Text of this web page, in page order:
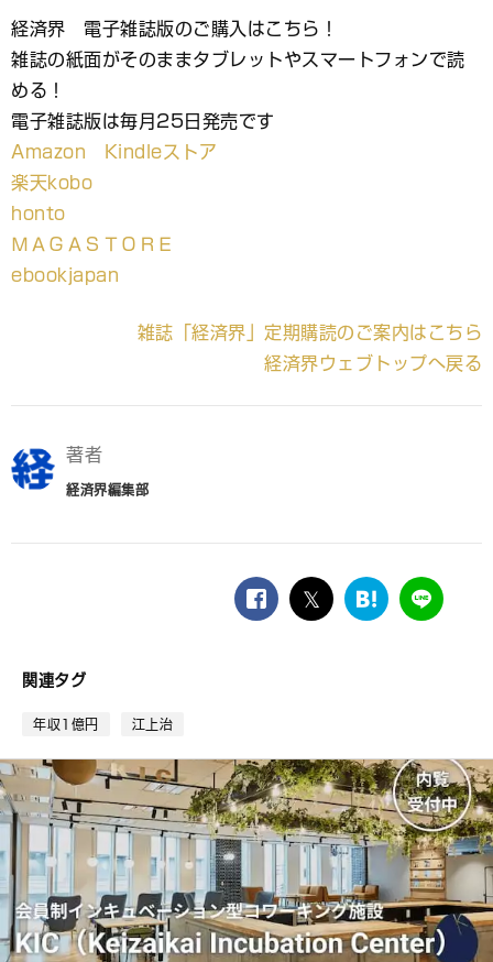
経済界 電子雑誌版のご購入はこちら！
雑誌の紙面がそのままタブレットやスマートフォンで読
める！
電子雑誌版は毎月25日発売です
Amazon Kindleストア
楽天kobo
honto
ＭＡＧＡＳＴＯＲＥ
ebookjapan
雑誌「経済界」定期購読のご案内はこちら
経済界ウェブトップへ戻る
著者
経済界編集部
facebook
twitter
は
ー
ク
LINE
関連タグ
年収1億円 江上治